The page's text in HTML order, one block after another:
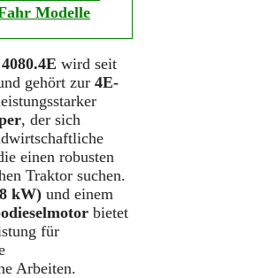
Modelle
wird seit
gehört zur 4E-
, der sich
einen robusten
Traktor suchen.
kW) und einem
bietet
für
Arbeiten.